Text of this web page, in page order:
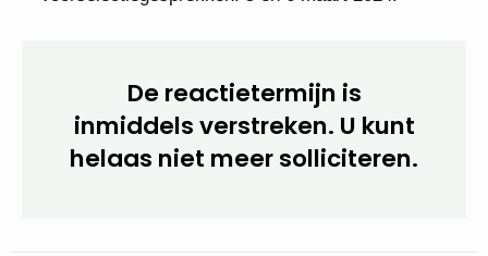
De reactietermijn is
inmiddels verstreken. U kunt
helaas niet meer solliciteren.